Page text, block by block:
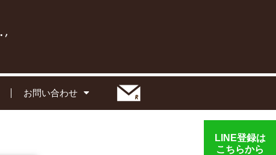
お問い合わせ
LINE登録は
こちらから